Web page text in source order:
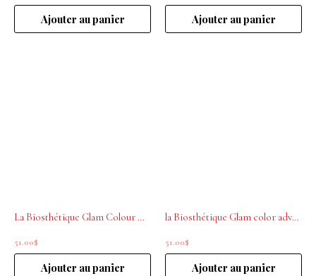
Ajouter au panier Ajouter au panier
La Biosthétique Glam Colour Mask Icy Crystal .07.LV 200ml
51.00$
Ajouter au panier
la Biosthétique Glam color advanced .03 Blonde 200mL
51.00$
Ajouter au panier